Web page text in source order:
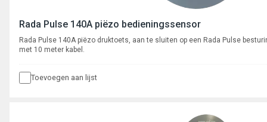
Rada Pulse 140A piëzo bedieningssensor
Rada Pulse 140A piëzo druktoets, aan te sluiten op een Rada Pulse
met 10 meter kabel.
Toevoegen aan lijst